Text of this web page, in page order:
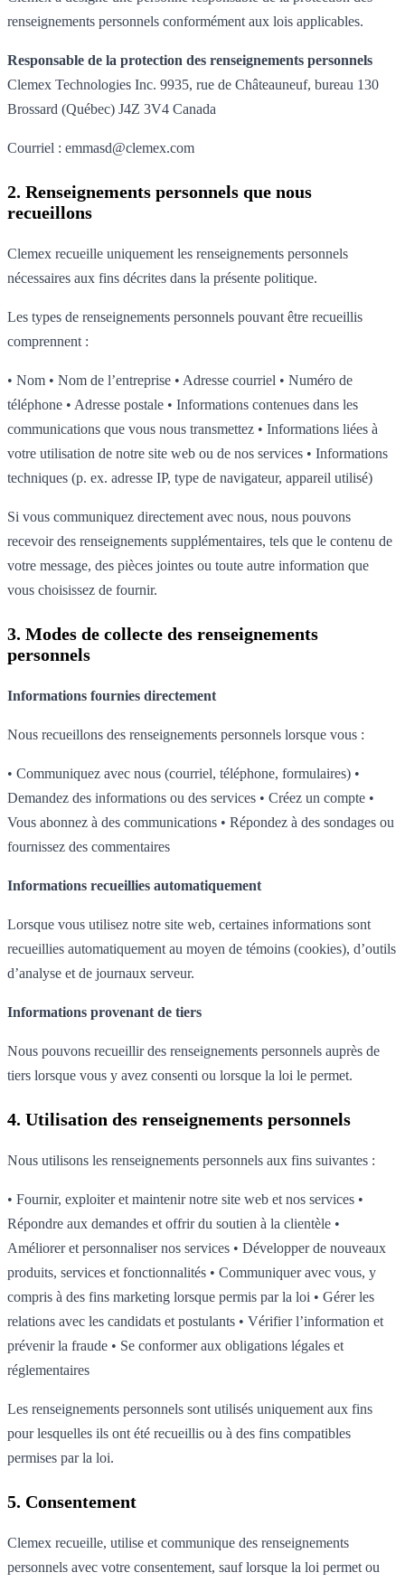
renseignements personnels conformément aux lois applicables.
Responsable de la protection des renseignements personnels
Clemex Technologies Inc. 9935, rue de Châteauneuf, bureau 130
Brossard (Québec) J4Z 3V4 Canada
Courriel : emmasd@clemex.com
2. Renseignements personnels que nous
recueillons
Clemex recueille uniquement les renseignements personnels
nécessaires aux fins décrites dans la présente politique.
Les types de renseignements personnels pouvant être recueillis
comprennent :
• Nom • Nom de l’entreprise • Adresse courriel • Numéro de
téléphone • Adresse postale • Informations contenues dans les
communications que vous nous transmettez • Informations liées à
votre utilisation de notre site web ou de nos services • Informations
techniques (p. ex. adresse IP, type de navigateur, appareil utilisé)
Si vous communiquez directement avec nous, nous pouvons
recevoir des renseignements supplémentaires, tels que le contenu de
votre message, des pièces jointes ou toute autre information que
vous choisissez de fournir.
3. Modes de collecte des renseignements
personnels
Informations fournies directement
Nous recueillons des renseignements personnels lorsque vous :
• Communiquez avec nous (courriel, téléphone, formulaires) •
Demandez des informations ou des services • Créez un compte •
Vous abonnez à des communications • Répondez à des sondages ou
fournissez des commentaires
Informations recueillies automatiquement
Lorsque vous utilisez notre site web, certaines informations sont
recueillies automatiquement au moyen de témoins (cookies), d’outils
d’analyse et de journaux serveur.
Informations provenant de tiers
Nous pouvons recueillir des renseignements personnels auprès de
tiers lorsque vous y avez consenti ou lorsque la loi le permet.
4. Utilisation des renseignements personnels
Nous utilisons les renseignements personnels aux fins suivantes :
• Fournir, exploiter et maintenir notre site web et nos services •
Répondre aux demandes et offrir du soutien à la clientèle •
Améliorer et personnaliser nos services • Développer de nouveaux
produits, services et fonctionnalités • Communiquer avec vous, y
compris à des fins marketing lorsque permis par la loi • Gérer les
relations avec les candidats et postulants • Vérifier l’information et
prévenir la fraude • Se conformer aux obligations légales et
réglementaires
Les renseignements personnels sont utilisés uniquement aux fins
pour lesquelles ils ont été recueillis ou à des fins compatibles
permises par la loi.
5. Consentement
Clemex recueille, utilise et communique des renseignements
personnels avec votre consentement, sauf lorsque la loi permet ou